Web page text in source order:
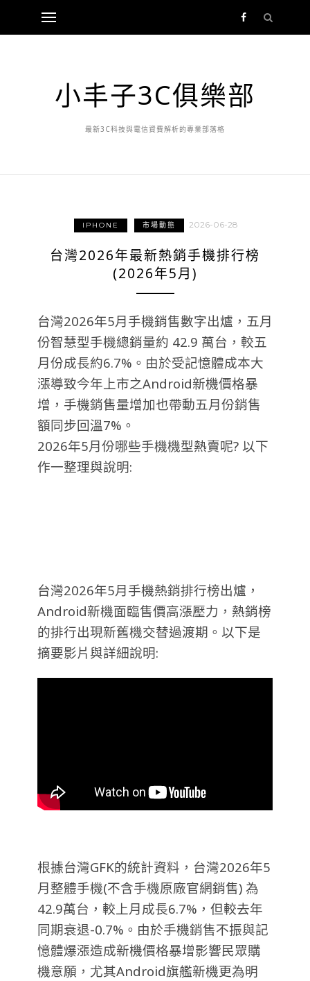
小丰子3C俱樂部
最新3C科技與電信資費解析的專業部落格
IPHONE 市場動態 2026-06-28
台灣2026年最新熱銷手機排行榜
(2026年5月)
台灣2026年5月手機銷售數字出爐，五月
份智慧型手機總銷量約 42.9 萬台，較五
月份成長約6.7%。由於受記憶體成本大
漲導致今年上市之Android新機價格暴
增，手機銷售量增加也帶動五月份銷售
額同步回溫7% 。
2026年5月份哪些手機機型熱賣呢? 以下
作一整理與說明:
台灣2026年5月手機熱銷排行榜出爐，
Android新機面臨售價高漲壓力，熱銷榜
的排行出現新舊機交替過渡期。以下是
摘要影片與詳細說明:
根據台灣GFK的統計資料，台灣2026年5
月整體手機(不含手機原廠官網銷售) 為
42.9萬台，較上月成長6.7%，但較去年
同期衰退-0.7% 。由於手機銷售不振與記
憶體爆漲造成新機價格暴增影響民眾購
機意願，尤其Android旗艦新機更為明